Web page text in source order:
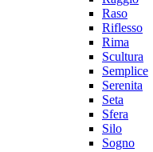
Raso
Riflesso
Rima
Scultura
Semplice
Serenita
Seta
Sfera
Silo
Sogno